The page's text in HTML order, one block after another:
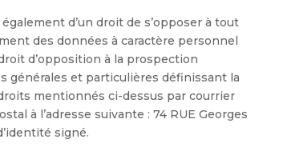
d’un droit de s’opposer à tout
des données à caractère personnel
d’opposition à la prospection
générales et particulières définissant la
mentionnés ci-dessus par courrier
à l’adresse suivante : 74 RUE Georges
signé.